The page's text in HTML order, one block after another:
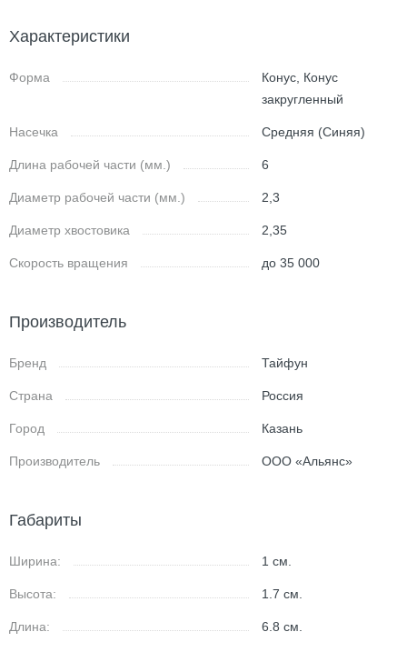
Характеристики
Форма
Конус, Конус
закругленный
Насечка Средняя (Синяя)
Длина рабочей части (мм.) 6
Диаметр рабочей части (мм.) 2,3
Диаметр хвостовика 2,35
Скорость вращения до 35 000
Производитель
Бренд Тайфун
Страна Россия
Город Казань
Производитель ООО «Альянс»
Габариты
Ширина: 1см.
Высота: 1.7см.
Длина: 6.8см.